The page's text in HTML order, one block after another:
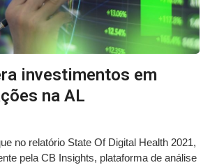
investimentos em
na AL
no relatório State Of Digital Health 2021,
pela CB Insights, plataforma de análise